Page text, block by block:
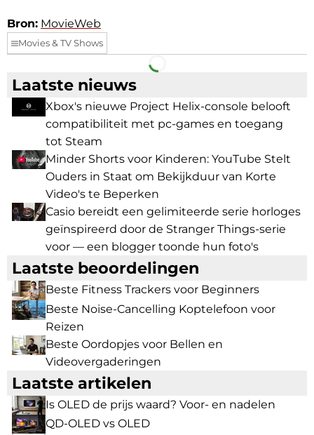
Bron: MovieWeb
Movies & TV Shows
Facebook Telegram
Laatste nieuws
Xbox's nieuwe Project Helix-console belooft
compatibiliteit met pc-games en toegang
tot Steam
Minder Shorts voor Kinderen: YouTube Stelt
Ouders in Staat om Bekijkduur van Korte
Video's te Beperken
Casio bereidt een gelimiteerde serie horloges
geïnspireerd door de Stranger Things-serie
voor — een blogger toonde hun foto's
Laatste beoordelingen
Beste Fitness Trackers voor Beginners
Beste Noise-Cancelling Koptelefoon voor
Reizen
Beste Oordopjes voor Bellen en
Videovergaderingen
Laatste artikelen
Is OLED de prijs waard? Voor- en nadelen
QD-OLED vs OLED